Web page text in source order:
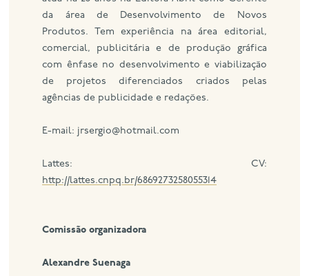
da área de Desenvolvimento de Novos
Produtos. Tem experiência na área editorial,
comercial, publicitária e de produção gráfica
com ênfase no desenvolvimento e viabilização
de projetos diferenciados criados pelas
agências de publicidade e redações.
E-mail: jrsergio@hotmail.com
Lattes: CV:
http://lattes.cnpq.br/6869273258055314
Comissão organizadora
Alexandre Suenaga